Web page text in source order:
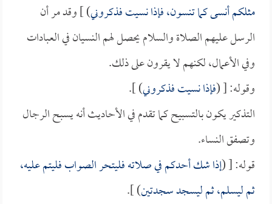
مثلكم أنسى كما تنسون، فإذا نسيت فذكروني) ] وقد مر أن
الرسل عليهم الصلاة والسلام يحصل لهم النسيان في العبادات
وفي الأعمال، لكنهم لا يقرون على ذلك.
وقوله: [ (فإذا نسيت فذكروني) ].
التذكير يكون بالتسبيح كما تقدم في الأحاديث أنه يسبح الرجال
وتصفق النساء.
قوله: [ (إذا شك أحدكم في صلاته فليتحر الصواب فليتم عليه،
ثم ليسلم، ثم ليسجد سجدتين) ].